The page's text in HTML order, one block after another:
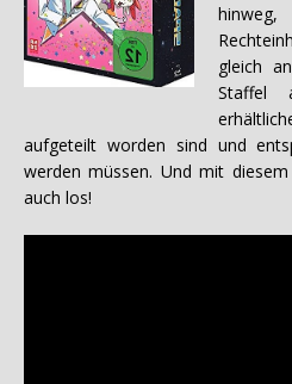
gleich
Staffel
aufgeteilt worden sind und
werden müssen. Und mit
auch los!